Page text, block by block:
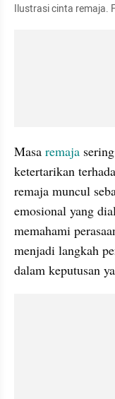
Ilustrasi cinta remaja.
Masa remaja
ketertarikan
remaja muncul
emosional yang
memahami
menjadi langkah
dalam keputusan